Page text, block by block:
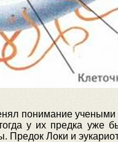
понимание
у их предка
Предок Локи и